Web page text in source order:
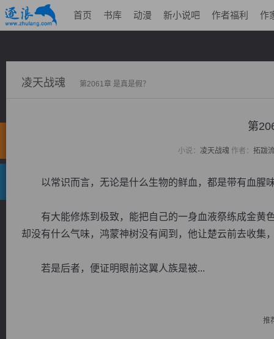
首页 书库 动漫 新小说吧 作者福利 作
凌天战魂 第2061章 是真是假？
第
小说： 凌天战魂作者： 拓跋
以常识而言，无论是什么生物的鲜血，都是带有血腥
有大能修炼到极致，能把自己的一身血液祭练成金黄
却没有什么气味，鸿蒙神树没有闻到，他让楚云前去收集
若是后者，便证明眼前这翼人族是被...
推